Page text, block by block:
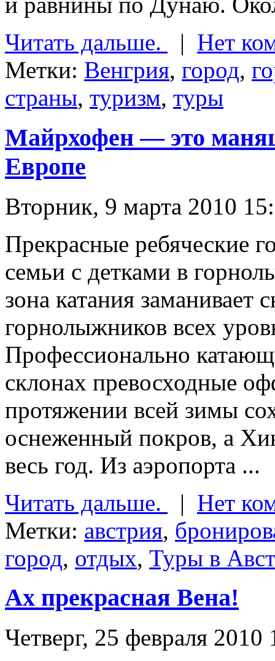
Читать дальше.
| Нет
Метки: Венгрия, город,
страны, туризм, туры
Майрхофен — это
Европе
Вторник, 9 марта 2010
Прекрасные ребяческие
семьи с детками в
зона катания заманивает
горнолыжников всех
Профессионально
склонах превосходные
протяжении всей зимы
оснеженный покров, а
весь год. Из аэропорта ...
Читать дальше.
| Нет
Метки: австрия,
город, отдых, Туры в
Ах прекрасная Вена!
Четверг, 25 февраля 2010